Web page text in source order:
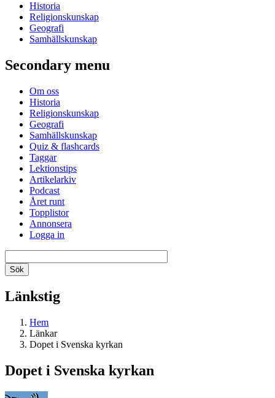
Historia
Religionskunskap
Geografi
Samhällskunskap
Secondary menu
Om oss
Historia
Religionskunskap
Geografi
Samhällskunskap
Quiz & flashcards
Taggar
Lektionstips
Artikelarkiv
Podcast
Året runt
Topplistor
Annonsera
Logga in
Länkstig
Hem
Länkar
Dopet i Svenska kyrkan
Dopet i Svenska kyrkan